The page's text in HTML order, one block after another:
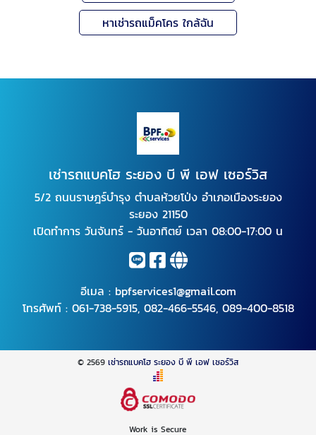
หาเช่ารถแม็คโคร ใกล้ฉัน
เช่ารถแบคโฮ ระยอง บี พี เอฟ เซอร์วิส
5/2 ถนนราษฎร์บำรุง ตำบลห้วยโป่ง อำเภอเมืองระยอง
ระยอง 21150
เปิดทำการ วันจันทร์ - วันอาทิตย์ เวลา 08:00-17:00 น
อีเมล : bpfservices1@gmail.com
โทรศัพท์ : 061-738-5915, 082-466-5546, 089-400-8518
© 2569 เช่ารถแบคโฮ ระยอง บี พี เอฟ เซอร์วิส
Work is Secure